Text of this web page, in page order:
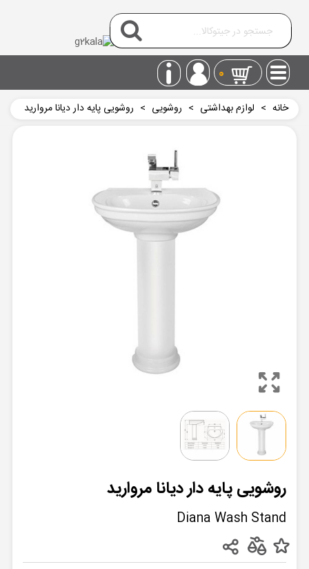
0
خانه > لوازم بهداشتی > روشويی > روشویی پایه دار دیانا مروارید
روشویی پایه دار دیانا مروارید
Diana Wash Stand